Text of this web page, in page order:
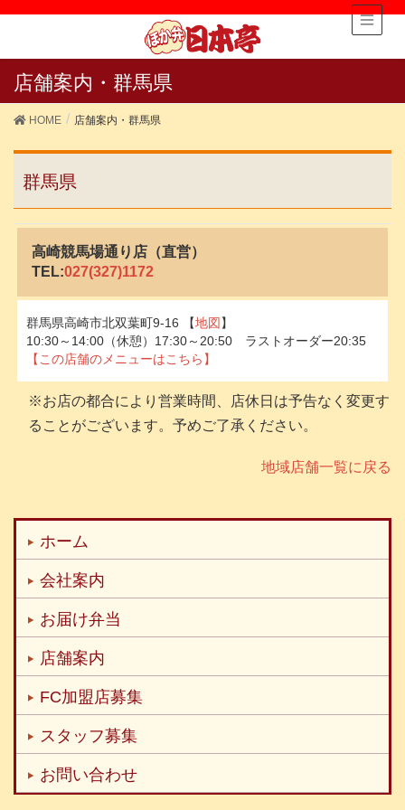
店舗案内・群馬県
HOME 店舗案内・群馬県
群馬県
高崎競馬場通り店（直営）
TEL:027(327)1172
群馬県高崎市北双葉町9-16 【地図 】
10:30～14:00（休憩）17:30～20:50 ラストオーダー20:35
【この店舗のメニューはこちら】
※お店の都合により営業時間、店休日は予告なく変更す
ることがございます。予めご了承ください。
地域店舗一覧に戻る
ホーム
会社案内
お届け弁当
店舗案内
FC加盟店募集
スタッフ募集
お問い合わせ